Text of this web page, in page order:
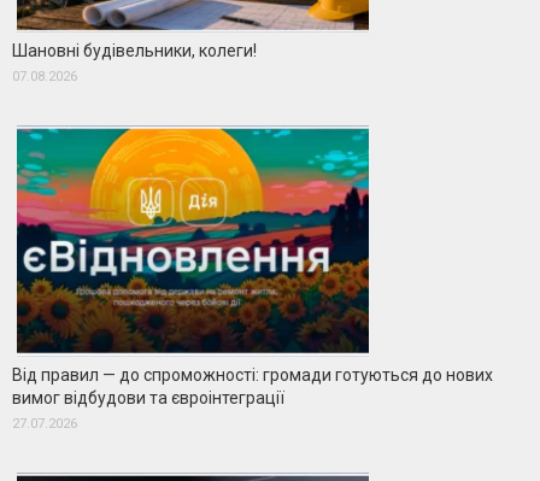
Шановні будівельники, колеги!
07.08.2026
Від правил — до спроможності: громади готуються до нових
вимог відбудови та євроінтеграції
27.07.2026